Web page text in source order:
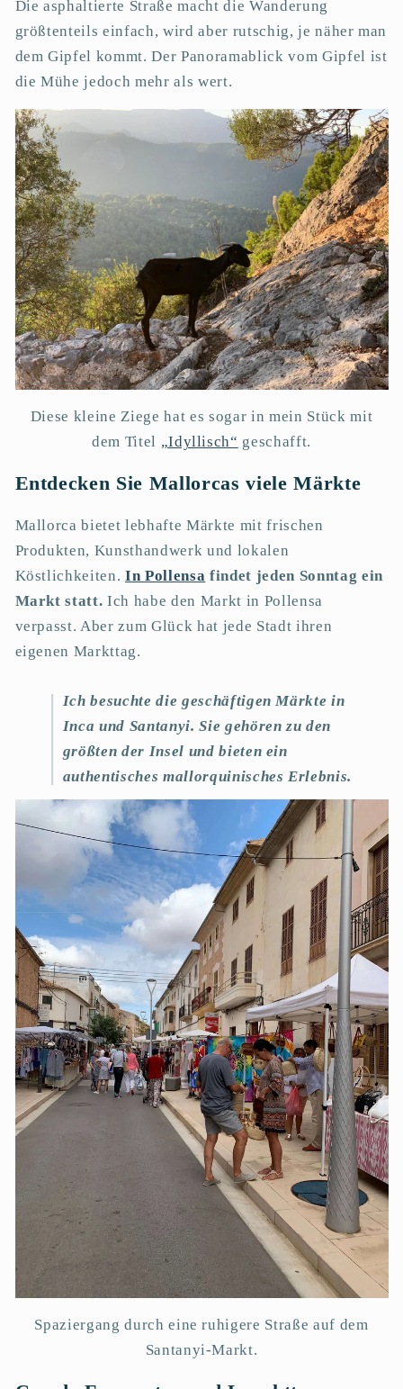
Die asphaltierte Straße macht die Wanderung
größtenteils einfach, wird aber rutschig, je näher man
dem Gipfel kommt. Der Panoramablick vom Gipfel ist
die Mühe jedoch mehr als wert.
Diese kleine Ziege hat es sogar in mein Stück mit
dem Titel „Idyllisch“ geschafft.
Entdecken Sie Mallorcas viele Märkte
Mallorca bietet lebhafte Märkte mit frischen
Produkten, Kunsthandwerk und lokalen
Köstlichkeiten.In Pollensa findet jeden Sonntag ein
Markt statt. Ich habe den Markt in Pollensa
verpasst. Aber zum Glück hat jede Stadt ihren
eigenen Markttag.
Ich besuchte die geschäftigen Märkte in
Inca und Santanyi. Sie gehören zu den
größten der Insel und bieten ein
authentisches mallorquinisches Erlebnis.
Spaziergang durch eine ruhigere Straße auf dem
Santanyi-Markt.